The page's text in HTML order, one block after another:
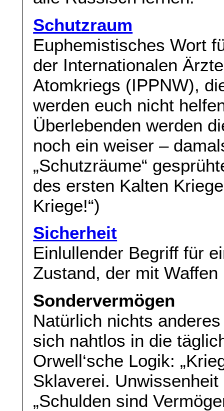
Schutzraum
Euphemistisches Wort
der Internationalen
Atomkriegs (IPPNW),
werden euch nicht
Überlebenden werden
noch ein weiser –
„Schutzräume“
des ersten Kalten
Kriege!“)
Sicherheit
Einlullender Begriff für
Zustand, der mit
Sondervermögen
Natürlich nichts
sich nahtlos in die
Orwell‘sche Logik:
Sklaverei.
„Schulden sind